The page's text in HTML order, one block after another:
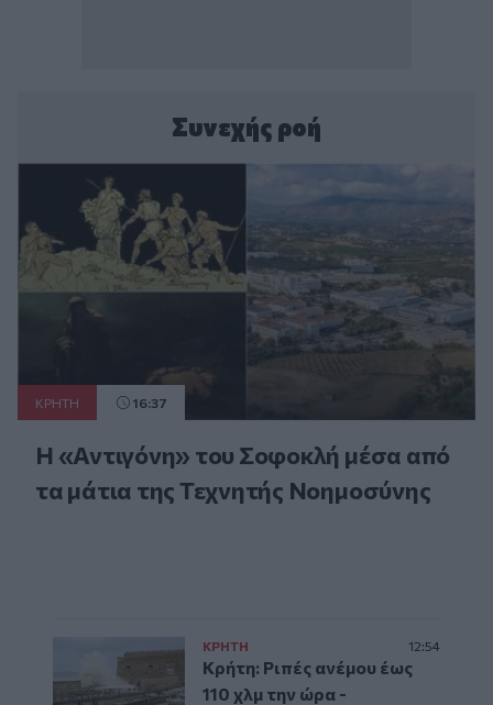
Συνεχής ροή
ΚΡΗΤΗ 16:37
Η «Αντιγόνη» του Σοφοκλή μέσα από
τα μάτια της Τεχνητής Νοημοσύνης
ΚΡΗΤΗ 12:54
Κρήτη: Ριπές ανέμου έως
110 χλμ την ώρα -